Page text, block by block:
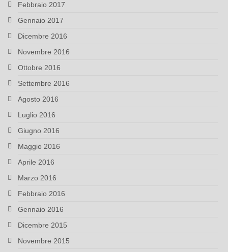
Febbraio 2017
Gennaio 2017
Dicembre 2016
Novembre 2016
Ottobre 2016
Settembre 2016
Agosto 2016
Luglio 2016
Giugno 2016
Maggio 2016
Aprile 2016
Marzo 2016
Febbraio 2016
Gennaio 2016
Dicembre 2015
Novembre 2015